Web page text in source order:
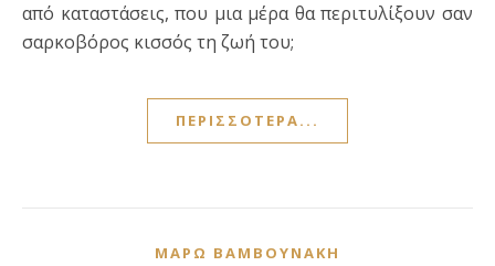
από καταστάσεις, που μια μέρα θα περιτυλίξουν σαν
σαρκοβόρος κισσός τη ζωή του;
ΠΕΡΙΣΣΌΤΕΡΑ...
ΜΆΡΩ ΒΑΜΒΟΥΝΆΚΗ